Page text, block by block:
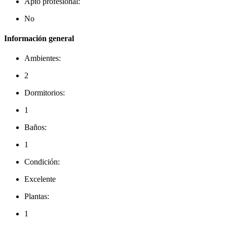
No
Información general
Ambientes:
2
Dormitorios:
1
Baños:
1
Condición:
Excelente
Plantas:
1